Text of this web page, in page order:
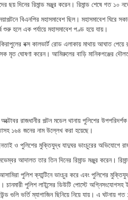
ছয় দিনের রিমান্ড মঞ্জুর করেন। রিমান্ড শেষে গত ১০
বিএনপির মহাসমাবেশ ছিল। মহাসমাবেশ ঘিরে
শুরু হলে এক পর্যায়ে মহাসমাবেশ পণ্ড হয়ে যায়।
বক্স কালভার্ট রোড এলাকায় মাথায় আঘাত
মৃত ঘোষণা করেন। আমিরুলের বাড়ি মানিকগঞ্জের
রাজধানীর পল্টন মডেল থানায় পুলিশের
১৬৪ জনের নাম উল্লেখ করা হয়েছে।
ও পুলিশের মুক্তিযুদ্ধ যাদুঘর ভাংচুরের অভিযোগে
আদালত তার তিন দিনের রিমান্ড মঞ্জুর করেন।
পুলিশ ক্যান্টিনে ভাংচুর করে এবং পুলিশের
চানমারী পুলিশ লাইন্সের ডিউটি পোস্টে
গুলি ভর্তি ম্যাগাজিন ছিনিয়ে নিয়ে যায়। এ ঘটনায় গত